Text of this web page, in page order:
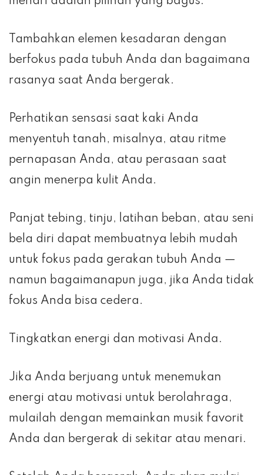
Tambahkan elemen kesadaran dengan
berfokus pada tubuh Anda dan bagaimana
rasanya saat Anda bergerak.
Perhatikan sensasi saat kaki Anda
menyentuh tanah, misalnya, atau ritme
pernapasan Anda, atau perasaan saat
angin menerpa kulit Anda.
Panjat tebing, tinju, latihan beban, atau seni
bela diri dapat membuatnya lebih mudah
untuk fokus pada gerakan tubuh Anda —
namun bagaimanapun juga, jika Anda tidak
fokus Anda bisa cedera.
Tingkatkan energi dan motivasi Anda.
Jika Anda berjuang untuk menemukan
energi atau motivasi untuk berolahraga,
mulailah dengan memainkan musik favorit
Anda dan bergerak di sekitar atau menari.